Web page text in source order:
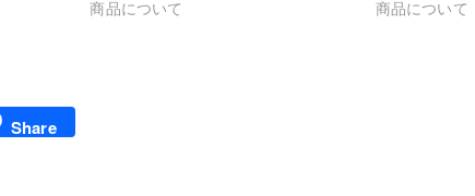
商品について
商品について
Share